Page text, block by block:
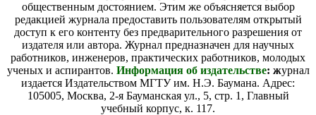
общественным достоянием. Этим же объясняется выбор
редакцией журнала предоставить пользователям открытый
доступ к его контенту без предварительного разрешения от
издателя или автора. Журнал предназначен для научных
работников, инженеров, практических работников, молодых
ученых и аспирантов. Информация об издательстве: журнал
издается Издательством МГТУ им. Н.Э. Баумана. Адрес:
105005, Москва, 2-я Бауманская ул., 5, стр. 1, Главный
учебный корпус, к. 117.